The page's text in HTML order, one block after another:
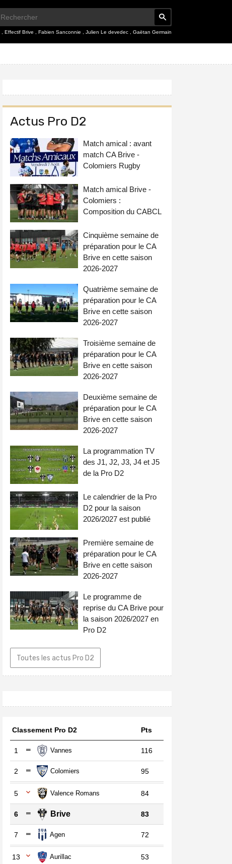
Effectif Brive Fabien Sanconnie Julien Le devedec Gaëtan Germain
Actus Pro D2
Match amical : avant
match CA Brive -
Colomiers Rugby
Match amical Brive -
Colomiers :
Composition du CABCL
Cinquième semaine de
préparation pour le CA
Brive en cette saison
2026-2027
Quatrième semaine de
préparation pour le CA
Brive en cette saison
2026-2027
Troisième semaine de
préparation pour le CA
Brive en cette saison
2026-2027
Deuxième semaine de
préparation pour le CA
Brive en cette saison
2026-2027
La programmation TV
des J1, J2, J3, J4 et J5
de la Pro D2
Le calendrier de la Pro
D2 pour la saison
2026/2027 est publié
Première semaine de
préparation pour le CA
Brive en cette saison
2026-2027
Le programme de
reprise du CA Brive pour
la saison 2026/2027 en
Pro D2
Toutes les actus Pro D2
Classement Pro D2 Pts
1 Vannes 116
2 Colomiers 95
5 Valence Romans 84
6 Brive 83
7 Agen 72
13 Aurillac 53